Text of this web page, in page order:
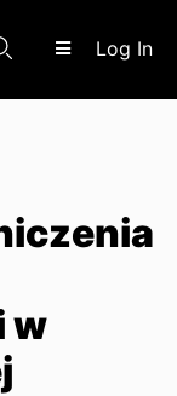
Log In
w